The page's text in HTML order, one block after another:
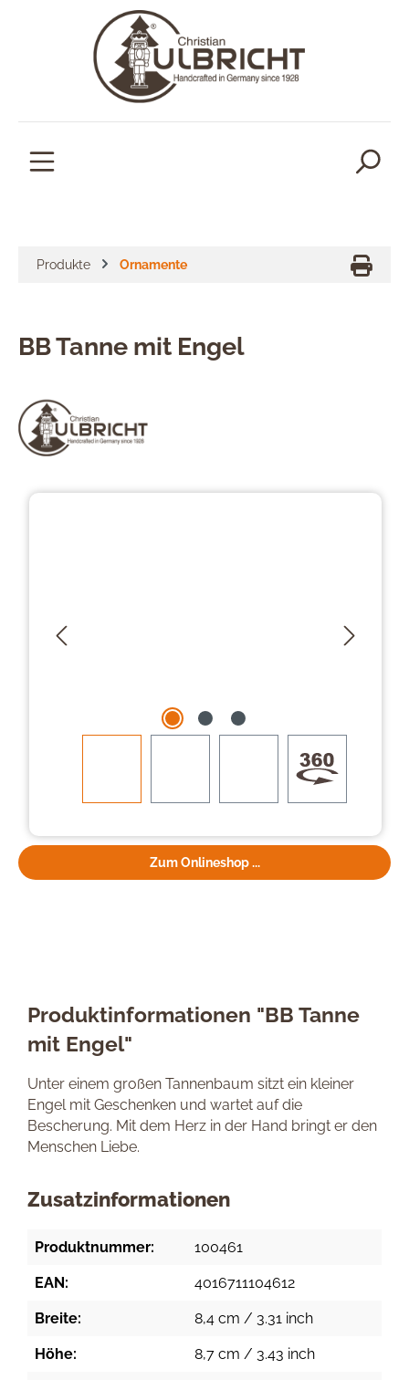
Produkte Ornamente
BB Tanne mit Engel
Zum Onlineshop ...
Produktinformationen "BB Tanne
mit Engel"
Unter einem großen Tannenbaum sitzt ein kleiner
Engel mit Geschenken und wartet auf die
Bescherung. Mit dem Herz in der Hand bringt er den
Menschen Liebe.
Zusatzinformationen
Produktnummer: 100461
EAN: 4016711104612
Breite: 8,4 cm / 3.31 inch
Höhe: 8,7 cm / 3.43 inch